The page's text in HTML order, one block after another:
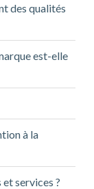
des qualités
est-elle
à la
services ?